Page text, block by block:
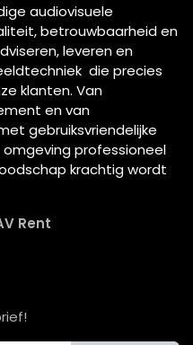
audiovisuele
betrouwbaarheid en
leveren en
die precies
klanten. Van
en van
gebruiksvriendelijke
professioneel
krachtig wordt
Rent